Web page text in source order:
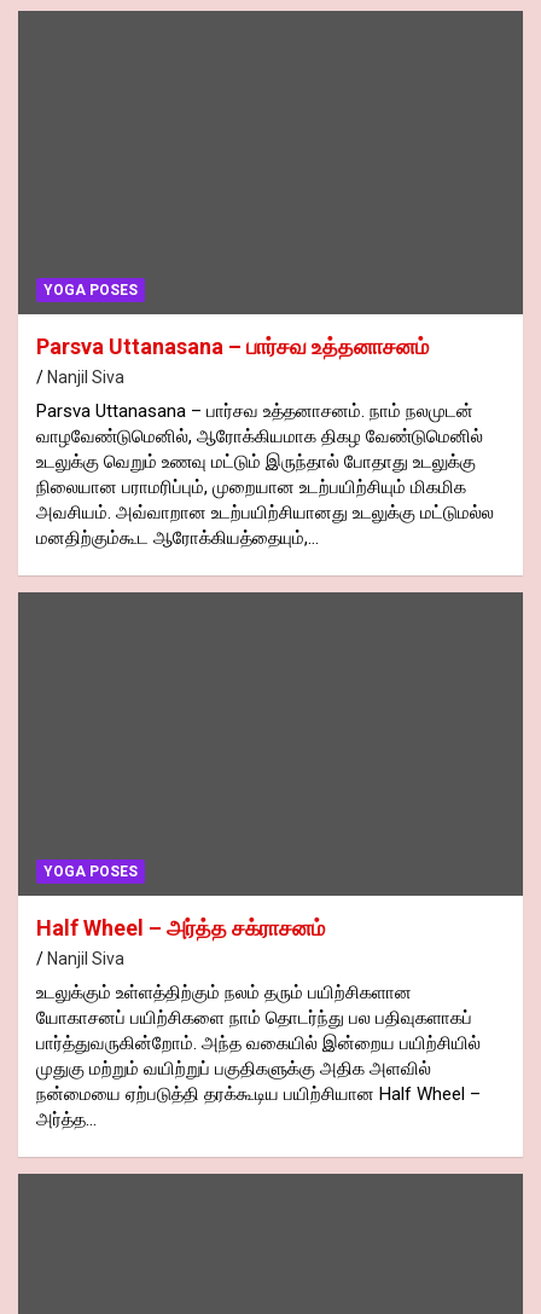
YOGA POSES
Parsva Uttanasana – பார்சவ உத்தனாசனம்
Nanjil Siva
Parsva Uttanasana – பார்சவ உத்தனாசனம். நாம் நலமுடன்
வாழவேண்டுமெனில், ஆரோக்கியமாக திகழ வேண்டுமெனில்
உடலுக்கு வெறும் உணவு மட்டும் இருந்தால் போதாது உடலுக்கு
நிலையான பராமரிப்பும், முறையான உடற்பயிற்சியும் மிகமிக
அவசியம். அவ்வாறான உடற்பயிற்சியானது உடலுக்கு மட்டுமல்ல
மனதிற்கும்கூட ஆரோக்கியத்தையும்,…
YOGA POSES
Half Wheel – அர்த்த சக்ராசனம்
Nanjil Siva
உடலுக்கும் உள்ளத்திற்கும் நலம் தரும் பயிற்சிகளான
யோகாசனப் பயிற்சிகளை நாம் தொடர்ந்து பல பதிவுகளாகப்
பார்த்துவருகின்றோம். அந்த வகையில் இன்றைய பயிற்சியில்
முதுகு மற்றும் வயிற்றுப் பகுதிகளுக்கு அதிக அளவில்
நன்மையை ஏற்படுத்தி தரக்கூடிய பயிற்சியான Half Wheel –
அர்த்த…